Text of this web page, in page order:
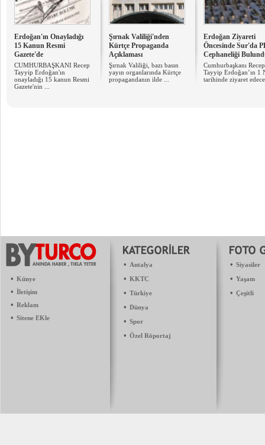
Erdoğan'ın Onayladığı
15 Kanun Resmi
Gazete'de
CUMHURBAŞKANI Recep
Tayyip Erdoğan'ın
onayladığı 15 kanun Resmi
Gazete'nin ...
Şırnak Valiliği'nden
Kürtçe Propaganda
Açıklaması
Şırnak Valiliği, bazı basın
yayın organlarında Kürtçe
propagandanın ilde ...
Erdoğan Ziyareti
Öncesinde Sur'da
Cephaneliği
Cumhurbaşkanı Recep
Tayyip Erdoğan’ın 1
tarihinde ziyaret
• Künye
• İletişim
• Reklam
• Sitene EKle
• Antalya
• KKTC
• Türkiye
• Dünya
• Spor
• Özel Röportaj
• Siyasiler
• Yaşam
• Çeşitli